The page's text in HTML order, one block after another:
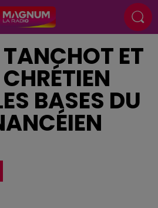
ET
BASES DU